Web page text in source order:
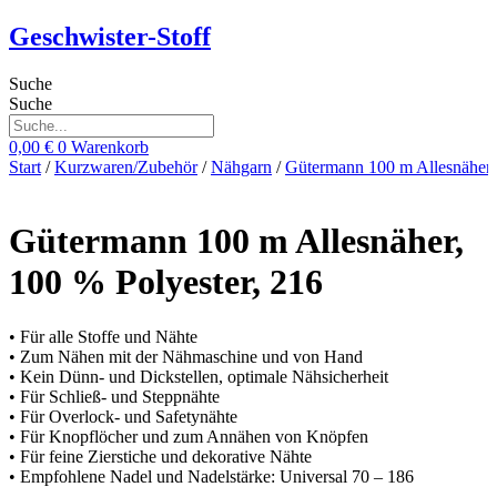
Zum
Inhalt
Geschwister-Stoff
Suche
Suche
0,00 € 0 Warenkorb
Start /Kurzwaren/Zubehör/Nähgarn /Gütermann 100 m Allesnäher
Gütermann 100 m Allesnäher,
100 % Polyester, 216
• Für alle Stoffe und Nähte
• Zum Nähen mit der Nähmaschine und von Hand
• Kein Dünn- und Dickstellen, optimale Nähsicherheit
• Für Schließ- und Steppnähte
• Für Overlock- und Safetynähte
• Für Knopflöcher und zum Annähen von Knöpfen
• Für feine Zierstiche und dekorative Nähte
• Empfohlene Nadel und Nadelstärke: Universal 70 – 186